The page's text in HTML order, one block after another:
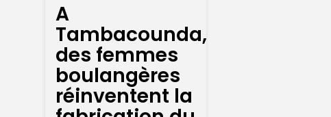
A
Tambacounda,
des femmes
boulangères
réinventent la